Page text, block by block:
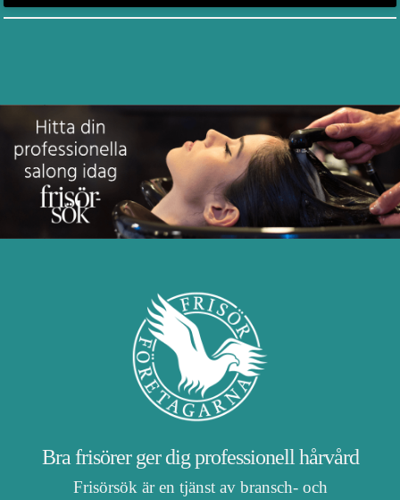
Bra frisörer ger dig professionell hårvård
Frisörsök är en tjänst av bransch- och